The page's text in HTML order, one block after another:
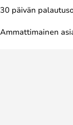
30 päivän
Ammattimainen